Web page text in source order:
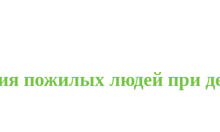
пожилых людей при